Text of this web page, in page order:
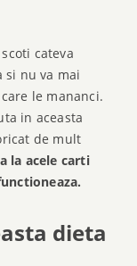
cateva
si nu va mai
le mananci.
in aceasta
de mult
la acele carti
dieta